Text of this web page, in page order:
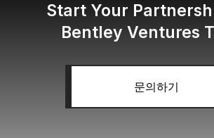
Start Your
Bentley Ventures
문의하기